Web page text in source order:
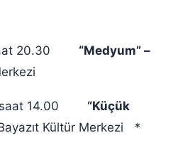
20.30 “Medyum” –
14.00 “Küçük
Kültür Merkezi
*